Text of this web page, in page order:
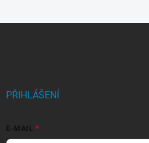
PŘIHLÁŠENÍ
E-MAIL